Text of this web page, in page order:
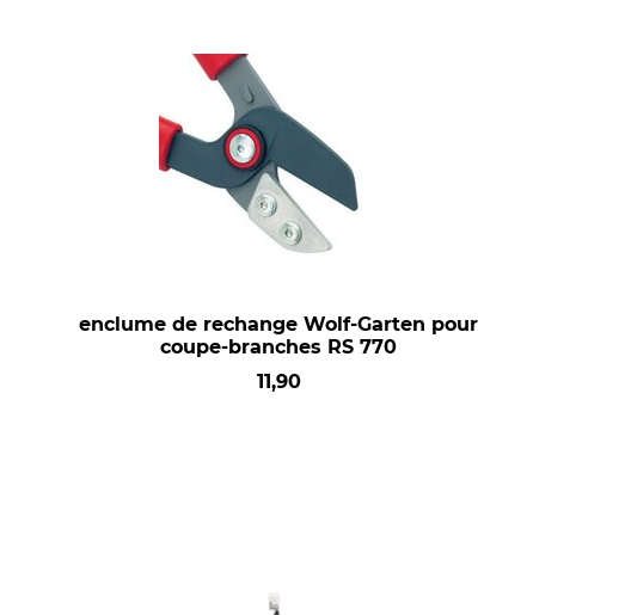
enclume de rechange Wolf-Garten pour
coupe-branches RS 770
11,90